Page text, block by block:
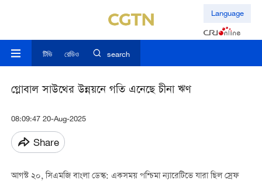
Language
টিভি রেডিও search
গ্লোবাল সাউথের উন্নয়নে গতি এনেছে চীনা ঋণ
08:09:47 20-Aug-2025
Share
আগস্ট ২০, সিএমজি বাংলা ডেস্ক: একসময় পশ্চিমা ন্যারেটিভে যারা ছিল স্রেফ